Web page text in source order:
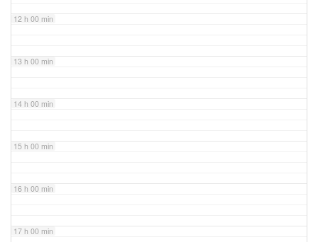
12 h 00 min
13 h 00 min
14 h 00 min
15 h 00 min
16 h 00 min
17 h 00 min